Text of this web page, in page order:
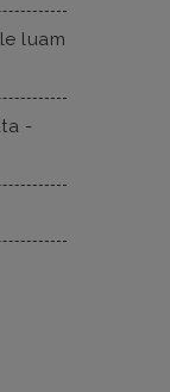
luam
-